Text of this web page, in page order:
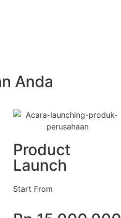
Anda
Product
Launch
Start From